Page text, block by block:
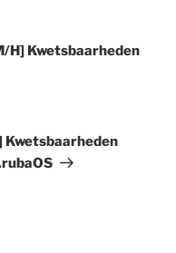
H] Kwetsbaarheden